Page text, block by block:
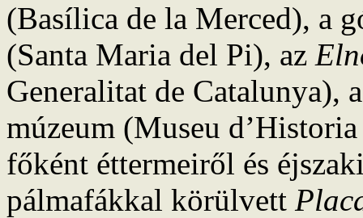
(Basílica de la Merced), a
(Santa Maria del Pi), az
Generalitat de Catalunya),
múzeum (Museu
főként éttermeiről és
pálmafákkal körülvett